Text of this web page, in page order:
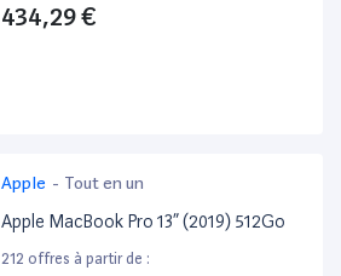
434,29 €
Apple - Tout en un
Apple MacBook Pro 13” (2019) 512Go
212 offres à partir de :